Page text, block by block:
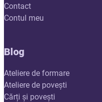
Contact
Contul meu
Blog
Ateliere de formare
Ateliere de povești
Cărți și povești